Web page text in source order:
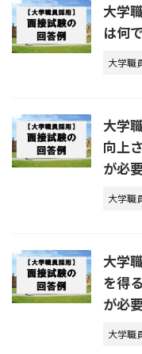
大学
は何
大学職
大学
向上
が必
大学職
大学
を得
が必
大学職